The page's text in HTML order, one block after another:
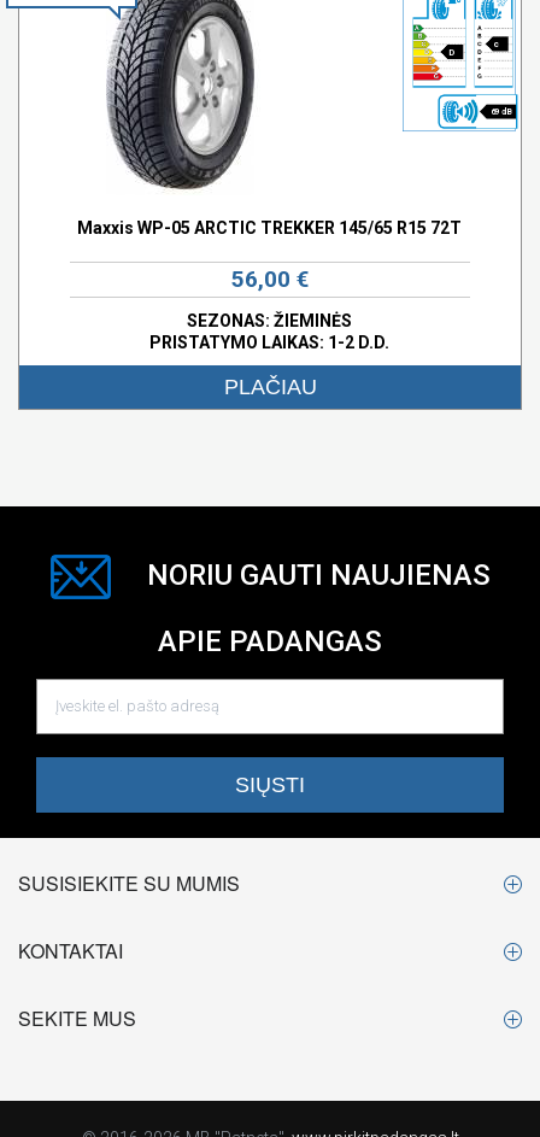
D
c
69 dB
Maxxis WP-05 ARCTIC TREKKER 145/65 R15 72T
56,00 €
SEZONAS: ŽIEMINĖS
PRISTATYMO LAIKAS: 1-2 D.D.
PLAČIAU
NORIU GAUTI NAUJIENAS
APIE PADANGAS
SUSISIEKITE SU MUMIS
KONTAKTAI
SEKITE MUS